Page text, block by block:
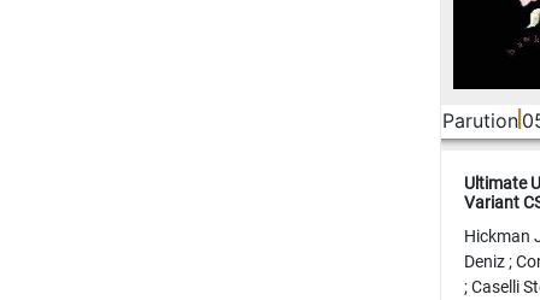
Parution
Ultimate
Variant
Hickman
Deniz;
;Caselli